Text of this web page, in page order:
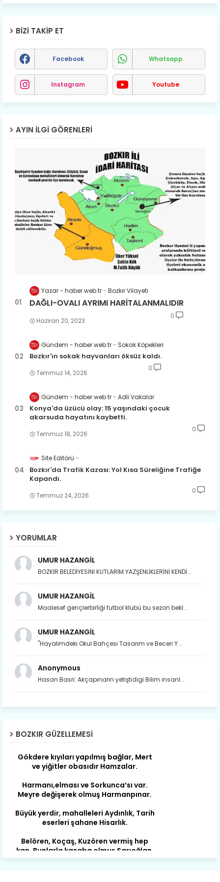
BIZI TAKIP ET
Facebook Whatsapp
Instagram Youtube
AYIN İLGI GÖRENLERI
Yazar - haber.web.tr Bozkır Vilayeti
DAĞLI-OVALI AYRIMI HARİTALANMALIDIR
Haziran 20, 2023
0
Gündem - haber.web.tr Sokak Köpekleri
Bozkır'ın sokak hayvanları öksüz kaldı.
Temmuz 14, 2026
0
Gündem - haber.web.tr Adli Vakalar
Konya'da üzücü olay: 15 yaşındaki çocuk
akarsuda hayatını kaybetti.
Temmuz 18, 2026
0
Site Editörü
Bozkır'da Trafik Kazası: Yol Kısa Süreliğine Trafiğe
Kapandı.
Temmuz 24, 2026
0
YORUMLAR
UMUR HAZANGİL
BOZKIR BELEDİYESİNİ KUTLARIM.YAZŞENLİKLERİNİ KENDİ...
UMUR HAZANGİL
Maalesef gençlerbirliği futbol klubü bu sezon bekl...
UMUR HAZANGİL
"Hayalimdeki Okul Bahçesi Tasarım ve Beceri Y...
Anonymous
Hasan Basri: Akçapınarın yetiştidigi Bilim insanl...
BOZKIR GÜZELLEMESI
Çat değişti, şimdi gülüyor Çağlayan.
Susam; olur tahin gider nerelere ?
Gökdere nazlı akıyor vadi içi,
Gökdere kıyıları yapılmış bağlar, Mert
Harmanı,elması ve Sorkunca’sı var.
Büyük yerdir, mahalleleri Aydınlık, Tarih
Belören, Koçaş, Kuzören vermiş hep
Çarşamba’nın koynunda tarih çok
yorgun. Şehit Berâtlı, halkı yiğit genç